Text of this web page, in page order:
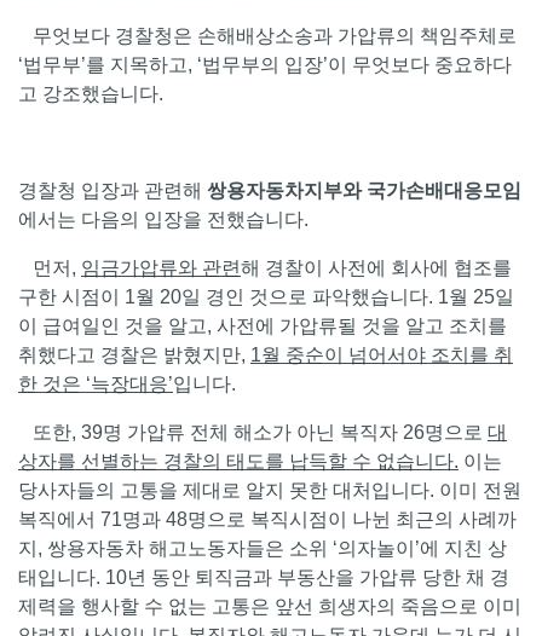
무엇보다 경찰청은 손해배상소송과 가압류의 책임주체로
‘법무부’를 지목하고, ‘법무부의 입장’이 무엇보다 중요하다
고 강조했습니다.
경찰청 입장과 관련해 쌍용자동차지부와 국가손배대응모임
에서는 다음의 입장을 전했습니다.
먼저, 임금가압류와 관련해 경찰이 사전에 회사에 협조를
구한 시점이 1월 20일 경인 것으로 파악했습니다. 1월 25일
이 급여일인 것을 알고, 사전에 가압류될 것을 알고 조치를
취했다고 경찰은 밝혔지만, 1월 중순이 넘어서야 조치를 취
한 것은 ‘늑장대응’입니다.
또한, 39명 가압류 전체 해소가 아닌 복직자 26명으로 대
상자를 선별하는 경찰의 태도를 납득할 수 없습니다. 이는
당사자들의 고통을 제대로 알지 못한 대처입니다. 이미 전원
복직에서 71명과 48명으로 복직시점이 나뉜 최근의 사례까
지, 쌍용자동차 해고노동자들은 소위 ‘의자놀이’에 지친 상
태입니다. 10년 동안 퇴직금과 부동산을 가압류 당한 채 경
제력을 행사할 수 없는 고통은 앞선 희생자의 죽음으로 이미